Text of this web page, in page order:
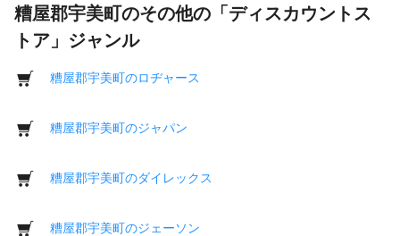
糟屋郡宇美町のその他の「ディスカウントス
トア」ジャンル
糟屋郡宇美町のロヂャース
糟屋郡宇美町のジャパン
糟屋郡宇美町のダイレックス
糟屋郡宇美町のジェーソン